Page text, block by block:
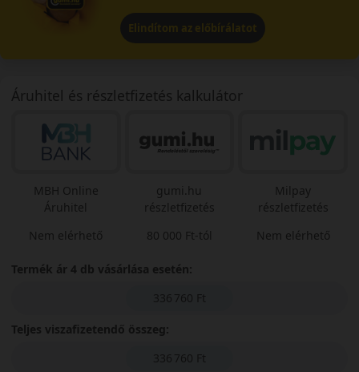
Elindítom az előbírálatot
Áruhitel és részletfizetés kalkulátor
MBH Online
Áruhitel
Nem elérhető
gumi.hu
részletfizetés
80 000 Ft-tól
Milpay
részletfizetés
Nem elérhető
Termék ár 4 db vásárlása esetén:
336 760 Ft
Teljes viszafizetendő összeg:
336 760 Ft